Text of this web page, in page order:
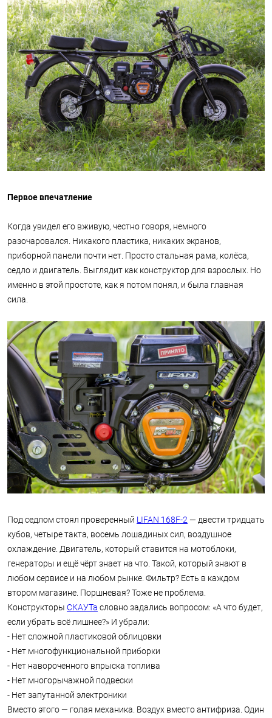
Первое впечатление
Когда увидел его вживую, честно говоря, немного
разочаровался. Никакого пластика, никаких экранов,
приборной панели почти нет. Просто стальная рама, колёса,
седло и двигатель. Выглядит как конструктор для взрослых. Но
именно в этой простоте, как я потом понял, и была главная
сила.
Под седлом стоял проверенный LIFAN 168F-2 — двести тридцать
кубов, четыре такта, восемь лошадиных сил, воздушное
охлаждение. Двигатель, который ставится на мотоблоки,
генераторы и ещё чёрт знает на что. Такой, который знают в
любом сервисе и на любом рынке. Фильтр? Есть в каждом
втором магазине. Поршневая? Тоже не проблема.
Конструкторы СКАУТа словно задались вопросом: «А что будет,
если убрать всё лишнее?» И убрали:
- Нет сложной пластиковой облицовки
- Нет многофункциональной приборки
- Нет навороченного впрыска топлива
- Нет многорычажной подвески
- Нет запутанной электроники
Вместо этого — голая механика. Воздух вместо антифриза. Один